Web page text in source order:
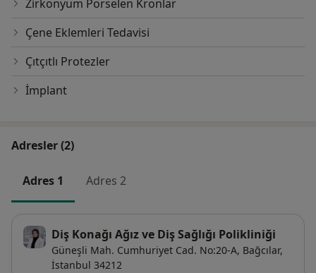
Zirkonyum Porselen Kronlar
Çene Eklemleri Tedavisi
Çıtçıtlı Protezler
İmplant
Adresler (2)
Adres 1 Adres 2
Diş Konağı Ağız ve Diş Sağlığı Polikliniği
Güneşli Mah. Cumhuriyet Cad. No:20-A, Bağcılar,
İstanbul 34212